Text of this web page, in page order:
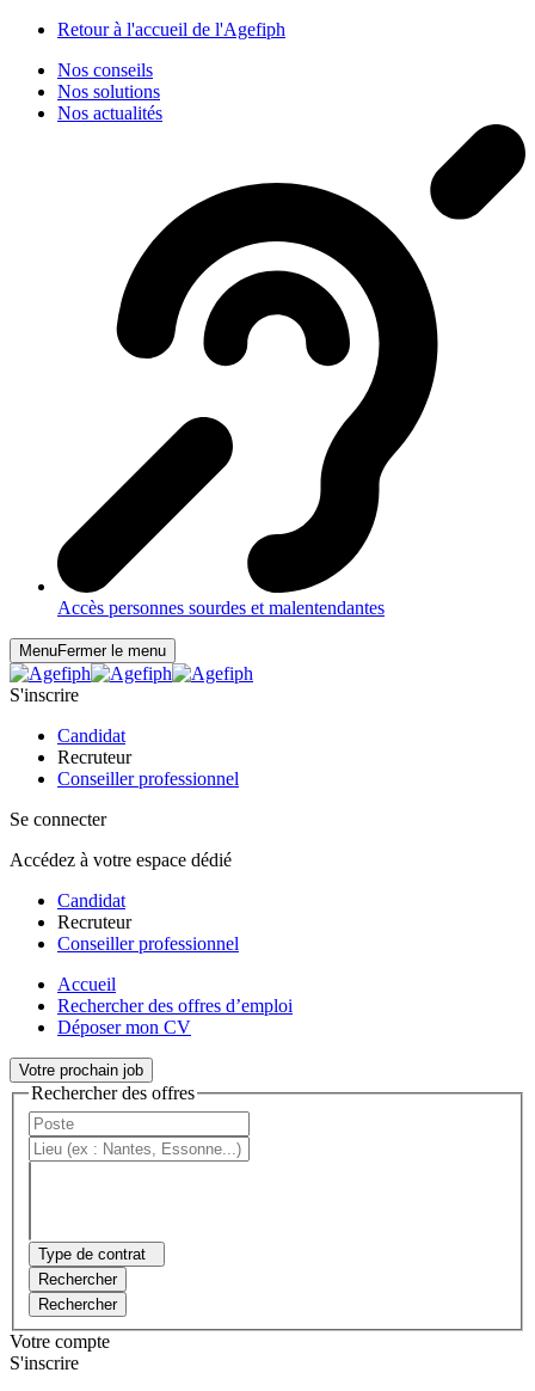
Retour à l'accueil de l'Agefiph
Nos conseils
Nos solutions
Nos actualités
Accès personnes sourdes et malentendantes
MenuFermer le menu
S'inscrire
Candidat
Recruteur
Conseiller professionnel
Se connecter
Accédez à votre espace dédié
Candidat
Recruteur
Conseiller professionnel
Accueil
Rechercher des offres d’emploi
Déposer mon CV
Votre prochain job
Rechercher des offres
Type de contrat
Rechercher
Rechercher
Votre compte
S'inscrire